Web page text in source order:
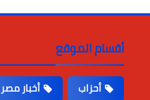
أقسام الموقع
أحزاب أخبار مصر